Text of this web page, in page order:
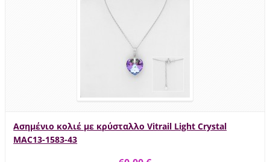
Ασημένιο κολιέ με κρύσταλλο Vitrail Light Crystal
MAC13-1583-43